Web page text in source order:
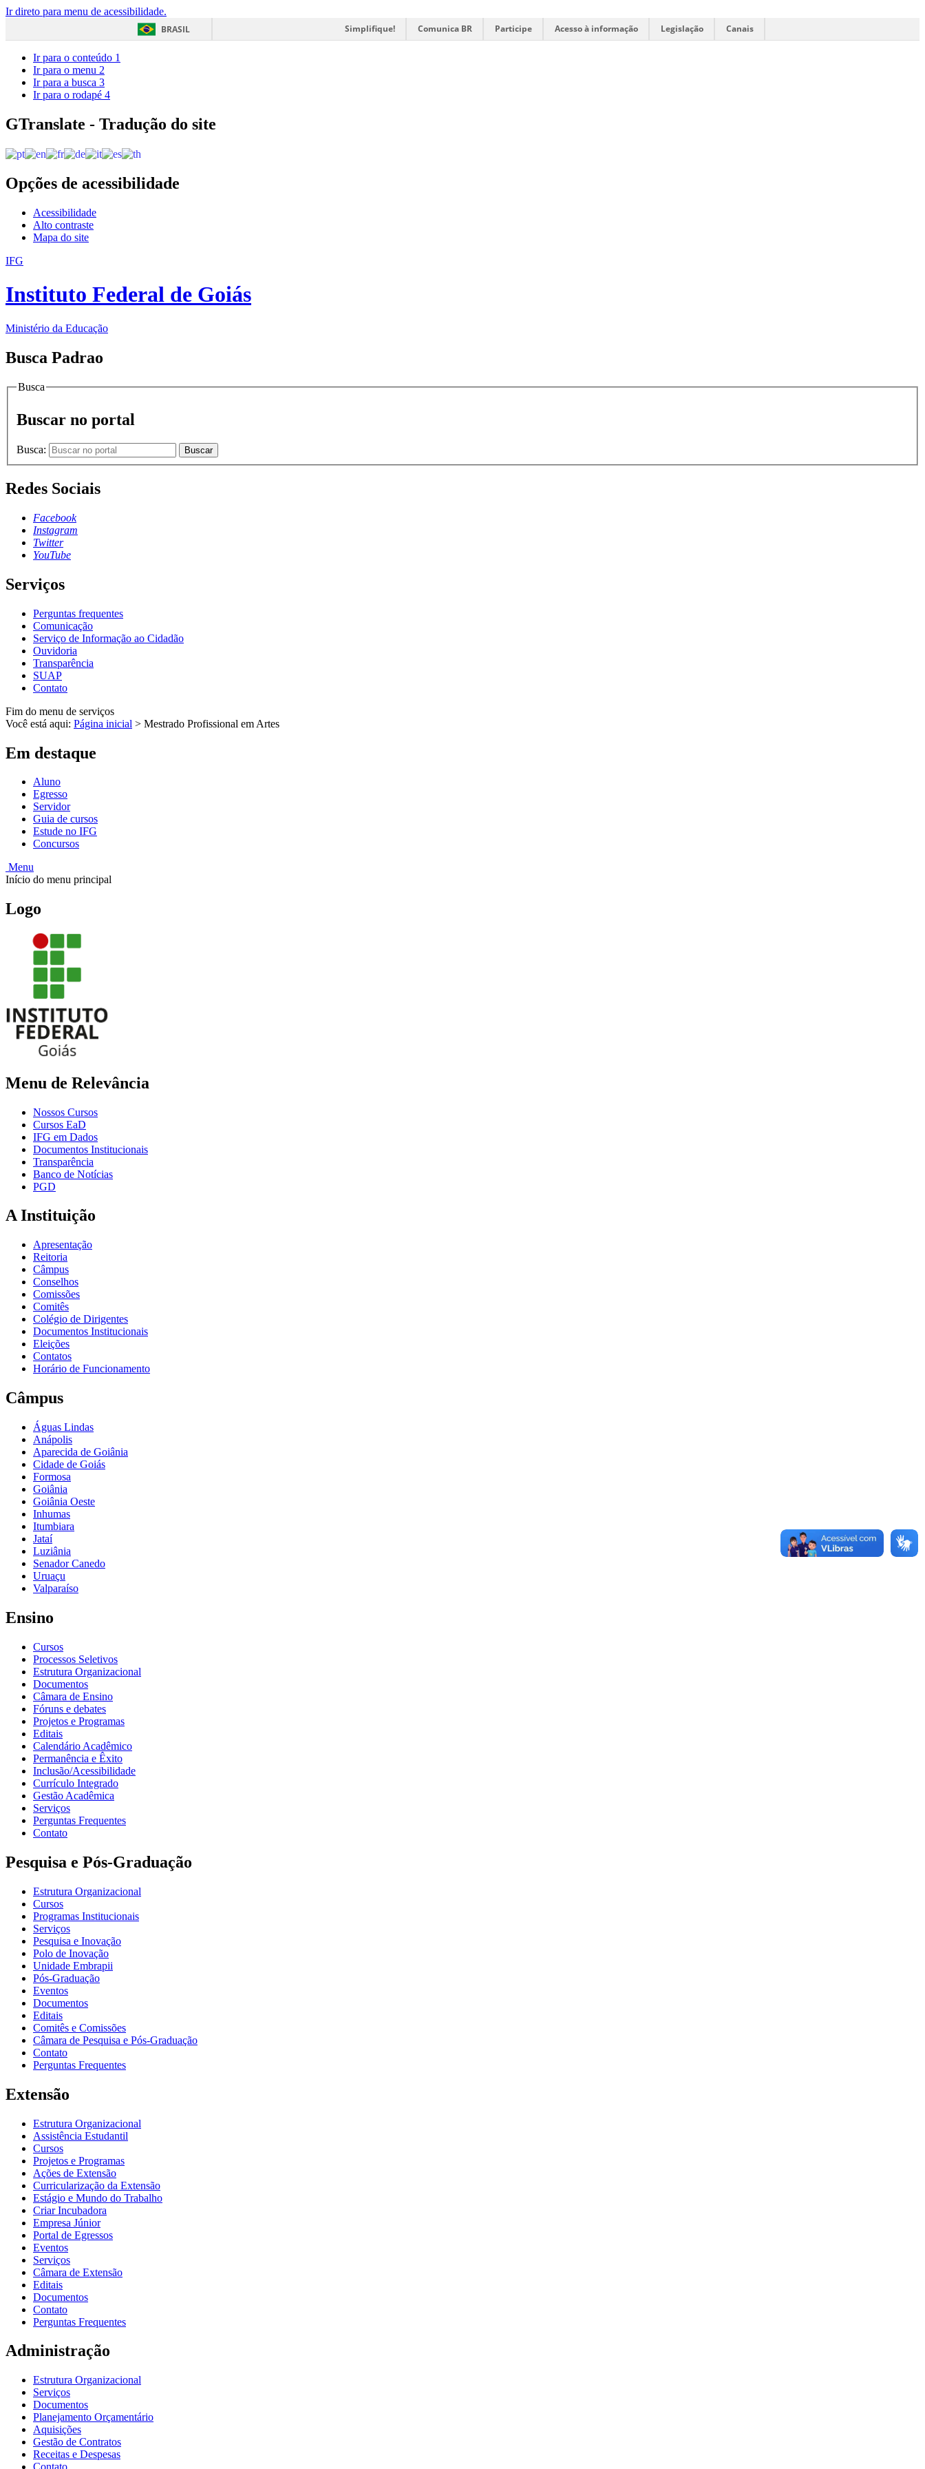
Ir direto para menu de acessibilidade.
BRASIL
Simplifique! Comunica BR Participe Acesso à informação Legislação Canais
Ir para o conteúdo 1
Ir para o menu 2
Ir para a busca 3
Ir para o rodapé 4
GTranslate - Tradução do site
Opções de acessibilidade
Acessibilidade
Alto contraste
Mapa do site
IFG
Instituto Federal de Goiás
Ministério da Educação
Busca Padrao
Busca
Buscar no portal
Busca: Buscar
Redes Sociais
Facebook
Instagram
Twitter
YouTube
Serviços
Perguntas frequentes
Comunicação
Serviço de Informação ao Cidadão
Ouvidoria
Transparência
SUAP
Contato
Fim do menu de serviços
Você está aqui: Página inicial > Mestrado Profissional em Artes
Em destaque
Aluno
Egresso
Servidor
Guia de cursos
Estude no IFG
Concursos
Menu
Início do menu principal
Logo
Menu de Relevância
Nossos Cursos
Cursos EaD
IFG em Dados
Documentos Institucionais
Transparência
Banco de Notícias
PGD
A Instituição
Apresentação
Reitoria
Câmpus
Conselhos
Comissões
Comitês
Colégio de Dirigentes
Documentos Institucionais
Eleições
Contatos
Horário de Funcionamento
Câmpus
Águas Lindas
Anápolis
Aparecida de Goiânia
Cidade de Goiás
Formosa
Goiânia
Goiânia Oeste
Inhumas
Itumbiara
Jataí
Luziânia
Senador Canedo
Uruaçu
Valparaíso
Ensino
Cursos
Processos Seletivos
Estrutura Organizacional
Documentos
Câmara de Ensino
Fóruns e debates
Projetos e Programas
Editais
Calendário Acadêmico
Permanência e Êxito
Inclusão/Acessibilidade
Currículo Integrado
Gestão Acadêmica
Serviços
Perguntas Frequentes
Contato
Pesquisa e Pós-Graduação
Estrutura Organizacional
Cursos
Programas Institucionais
Serviços
Pesquisa e Inovação
Polo de Inovação
Unidade Embrapii
Pós-Graduação
Eventos
Documentos
Editais
Comitês e Comissões
Câmara de Pesquisa e Pós-Graduação
Contato
Perguntas Frequentes
Extensão
Estrutura Organizacional
Assistência Estudantil
Cursos
Projetos e Programas
Ações de Extensão
Curricularização da Extensão
Estágio e Mundo do Trabalho
Criar Incubadora
Empresa Júnior
Portal de Egressos
Eventos
Serviços
Câmara de Extensão
Editais
Documentos
Contato
Perguntas Frequentes
Administração
Estrutura Organizacional
Serviços
Documentos
Planejamento Orçamentário
Aquisições
Gestão de Contratos
Receitas e Despesas